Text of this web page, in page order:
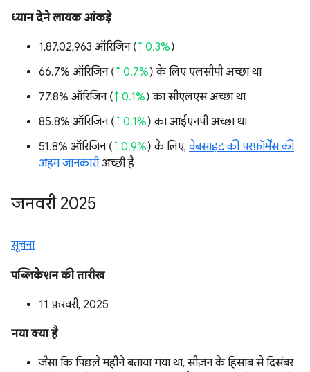
ध्यान देने लायक आंकड़े
1,87,02,963 ऑरिजिन (↑ 0.3%)
66.7% ऑरिजिन (↑ 0.7%) के लिए एलसीपी अच्छा था
77.8% ऑरिजिन (↑ 0.1%) का सीएलएस अच्छा था
85.8% ऑरिजिन (↑ 0.1%) का आईएनपी अच्छा था
51.8% ऑरिजिन (↑ 0.9%) के लिए,वेबसाइट की परफ़ॉर्मेंस की
अहम जानकारीअच्छी है
जनवरी 2025
सूचना
पब्लिकेशन की तारीख
11 फ़रवरी, 2025
नया क्या है
जैसा कि पिछले महीने बताया गया था, सीज़न के हिसाब से दिसंबर